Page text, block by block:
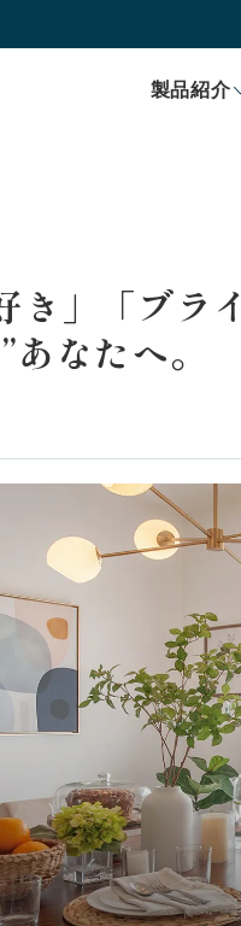
製品紹介
き」「ブ
なたへ。